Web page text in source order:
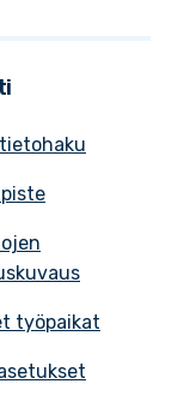
työpaikat